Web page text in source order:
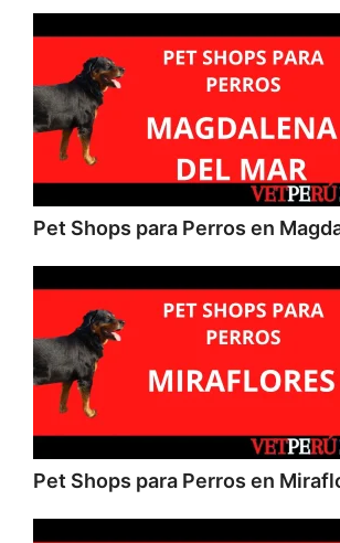
Pet Shops para Perros en
Pet Shops para Perros en